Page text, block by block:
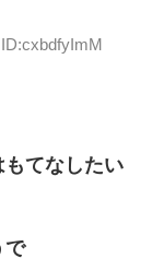
てなしたい
で